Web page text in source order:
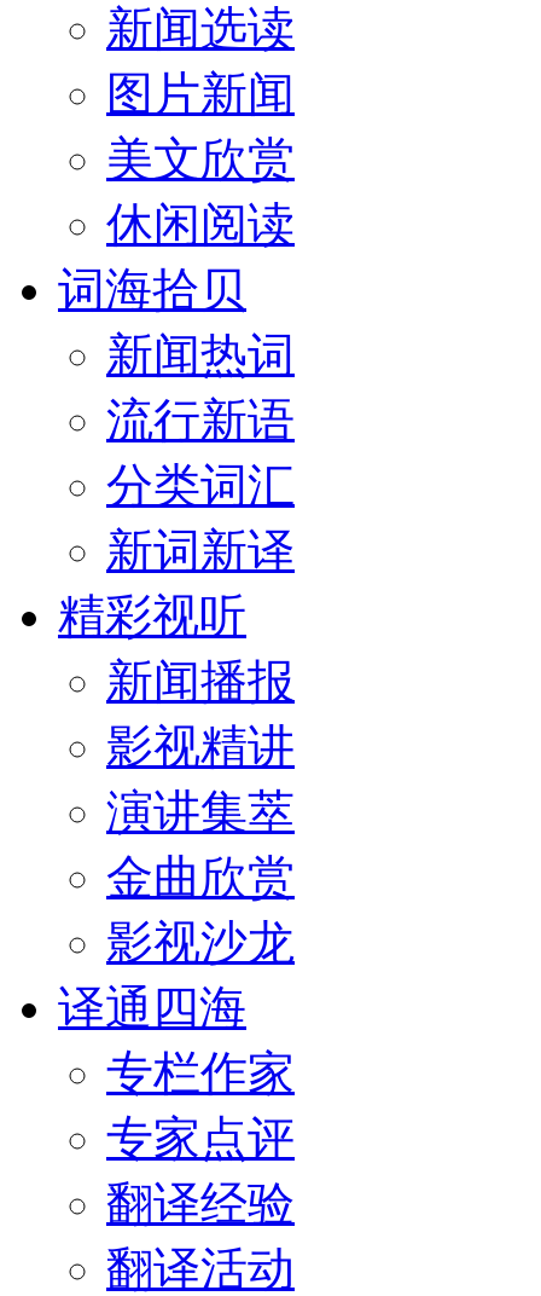
新闻选读
图片新闻
美文欣赏
休闲阅读
词海拾贝
新闻热词
流行新语
分类词汇
新词新译
精彩视听
新闻播报
影视精讲
演讲集萃
金曲欣赏
影视沙龙
译通四海
专栏作家
专家点评
翻译经验
翻译活动